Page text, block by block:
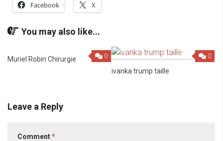
Facebook X
You may also like...
0
Muriel Robin Chirurgie 0
ivanka trump taille
Leave a Reply
Comment*